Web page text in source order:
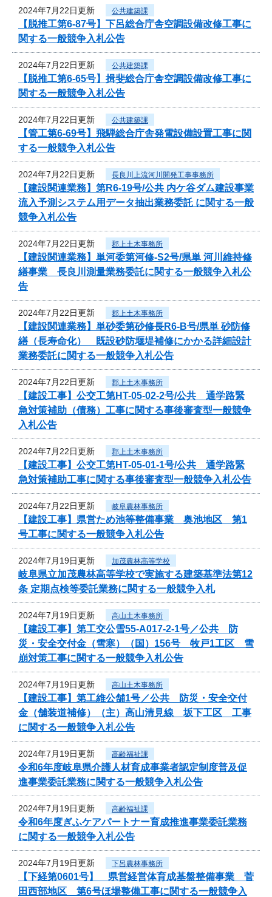
2024年7月22日更新 公共建築課
【脱推工第6-87号】下呂総合庁舎空調設備改修工事に
関する一般競争入札公告
2024年7月22日更新 公共建築課
【脱推工第6-65号】揖斐総合庁舎空調設備改修工事に
関する一般競争入札公告
2024年7月22日更新 公共建築課
【管工第6-69号】飛騨総合庁舎発電設備設置工事に関
する一般競争入札公告
2024年7月22日更新 長良川上流河川開発工事事務所
【建設関連業務】第R6-19号/公共 内ケ谷ダム建設事業
流入予測システム用データ抽出業務委託 に関する一般
競争入札公告
2024年7月22日更新 郡上土木事務所
【建設関連業務】単河委第河修-S2号/県単 河川維持修
繕事業 長良川測量業務委託に関する一般競争入札公
告
2024年7月22日更新 郡上土木事務所
【建設関連業務】単砂委第砂修長R6-B号/県単 砂防修
繕（長寿命化） 既設砂防堰堤補修にかかる詳細設計
業務委託に関する一般競争入札公告
2024年7月22日更新 郡上土木事務所
【建設工事】公交工第HT-05-02-2号/公共 通学路緊
急対策補助（債務）工事に関する事後審査型一般競争
入札公告
2024年7月22日更新 郡上土木事務所
【建設工事】公交工第HT-05-01-1号/公共 通学路緊
急対策補助工事に関する事後審査型一般競争入札公告
2024年7月22日更新 岐阜農林事務所
【建設工事】県営ため池等整備事業 奥池地区 第1
号工事に関する一般競争入札公告
2024年7月19日更新 加茂農林高等学校
岐阜県立加茂農林高等学校で実施する建築基準法第12
条 定期点検等委託業務に関する一般競争入札
2024年7月19日更新 高山土木事務所
【建設工事】第工交公雪55-A017-2-1号／公共 防
災・安全交付金（雪寒）（国）156号 牧戸1工区 雪
崩対策工事に関する一般競争入札公告
2024年7月19日更新 高山土木事務所
【建設工事】第工維公舗1号／公共 防災・安全交付
金（舗装道補修）（主）高山清見線 坂下工区 工事
に関する一般競争入札公告
2024年7月19日更新 高齢福祉課
令和6年度岐阜県介護人材育成事業者認定制度普及促
進事業委託業務に関する一般競争入札公告
2024年7月19日更新 高齢福祉課
令和6年度ぎふケアパートナー育成推進事業委託業務
に関する一般競争入札公告
2024年7月19日更新 下呂農林事務所
【下経第0601号】 県営経営体育成基盤整備事業 菅
田西部地区 第6号ほ場整備工事に関する一般競争入